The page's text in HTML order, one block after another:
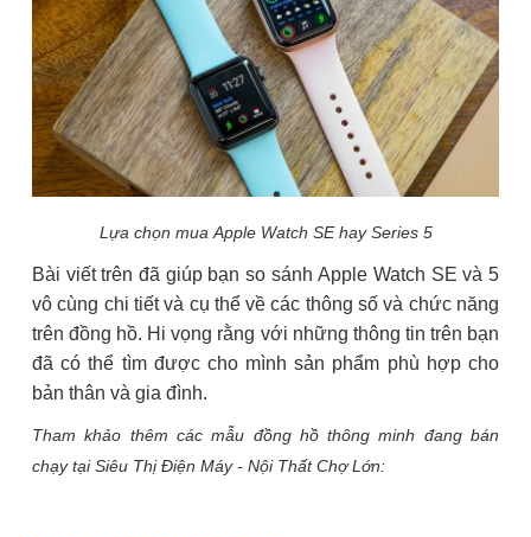
Lựa chọn mua Apple Watch SE hay Series 5
Bài viết trên đã giúp bạn so sánh Apple Watch SE và 5
vô cùng chi tiết và cụ thể về các thông số và chức năng
trên đồng hồ. Hi vọng rằng với những thông tin trên bạn
đã có thể tìm được cho mình sản phẩm phù hợp cho
bản thân và gia đình.
Tham khảo thêm các mẫu đồng hồ thông minh đang bán
chạy tại Siêu Thị Điện Máy - Nội Thất Chợ Lớn: